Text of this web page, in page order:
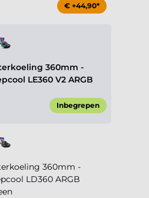
€ +44,90*
360mm -
LE360 V2 ARGB
Inbegrepen
360mm -
LD360 ARGB